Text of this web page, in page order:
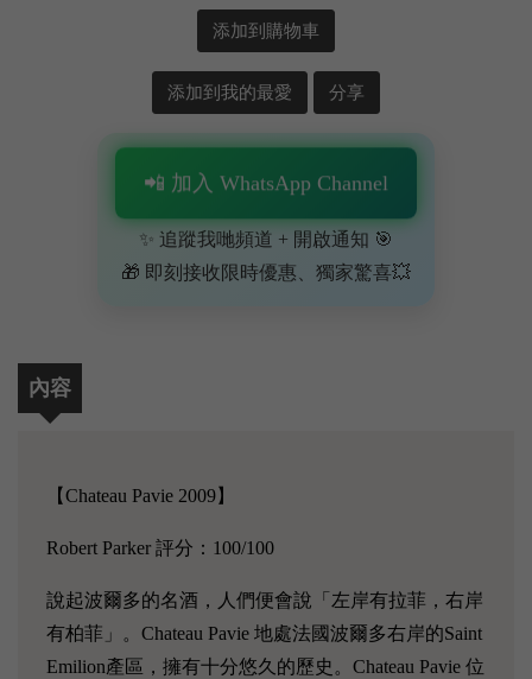
添加到購物車
添加到我的最愛 分享
📲 加入 WhatsApp Channel
✨ 追蹤我哋頻道 + 開啟通知 🎯
🎁 即刻接收限時優惠、獨家驚喜💥
內容
【Chateau Pavie 2009】
Robert Parker 評分：100/100
說起波爾多的名酒，人們便會說「左岸有拉菲，右岸
有柏菲」。Chateau Pavie 地處法國波爾多右岸的Saint
Emilion產區，擁有十分悠久的歷史。Chateau Pavie 位